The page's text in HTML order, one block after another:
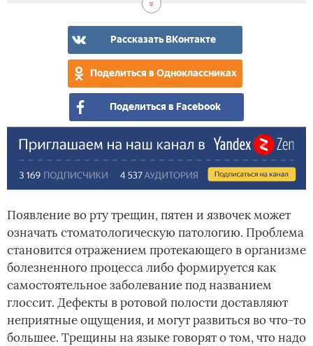
Рассказать ВКонтакте
Поделиться в Одноклассниках
Поделиться в Facebook
Появление во рту трещин, пятен и язвочек может
означать стоматологическую патологию. Проблема
становится отражением протекающего в организме
болезненного процесса либо формируется как
самостоятельное заболевание под названием
глоссит. Дефекты в ротовой полости доставляют
неприятные ощущения, и могут развиться во что-то
большее. Трещины на языке говорят о том, что надо